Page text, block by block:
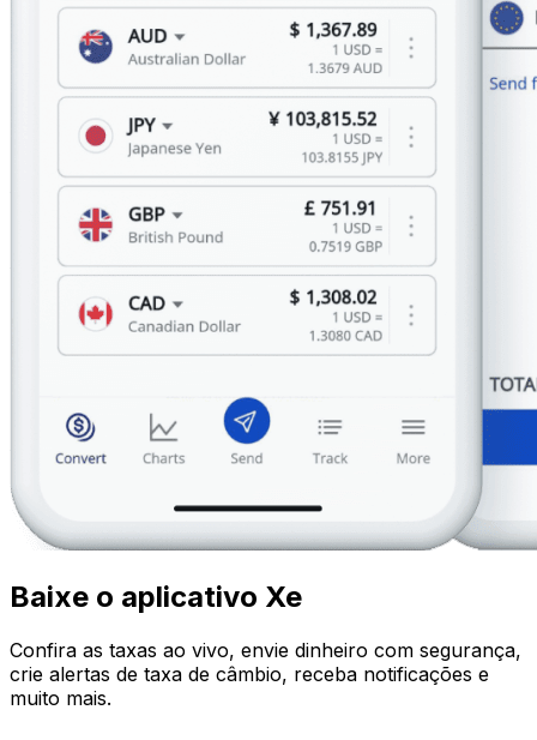
Baixe o aplicativo Xe
Confira as taxas ao vivo, envie dinheiro com segurança,
crie alertas de taxa de câmbio, receba notificações e
muito mais.